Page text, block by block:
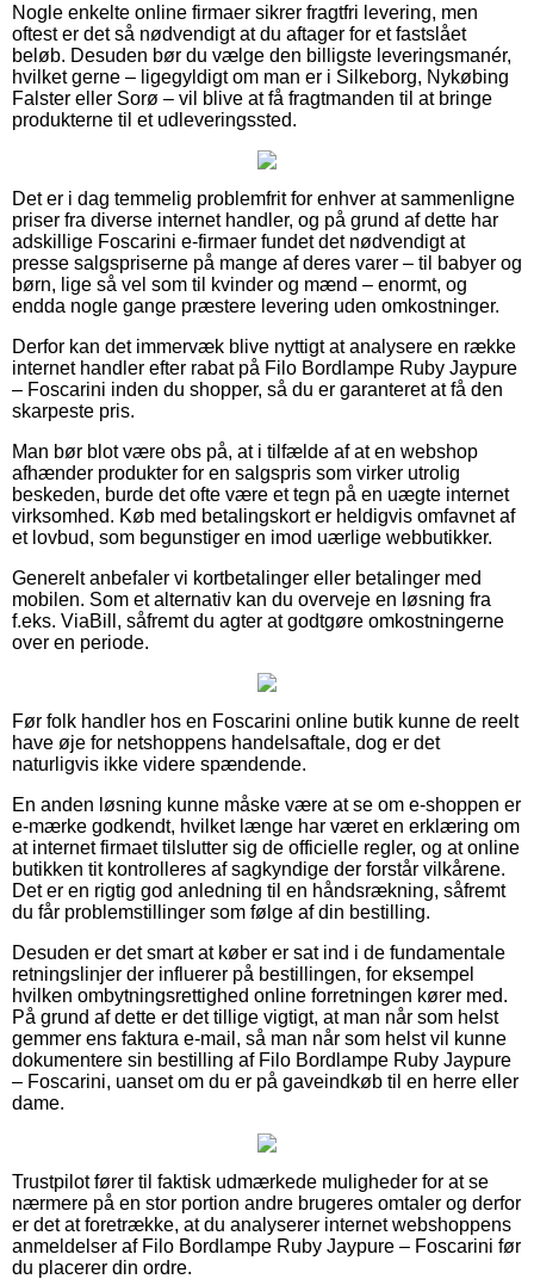
Nogle enkelte online firmaer sikrer fragtfri levering, men
oftest er det så nødvendigt at du aftager for et fastslået
beløb. Desuden bør du vælge den billigste leveringsmanér,
hvilket gerne – ligegyldigt om man er i Silkeborg, Nykøbing
Falster eller Sorø – vil blive at få fragtmanden til at bringe
produkterne til et udleveringssted.
Det er i dag temmelig problemfrit for enhver at sammenligne
priser fra diverse internet handler, og på grund af dette har
adskillige Foscarini e-firmaer fundet det nødvendigt at
presse salgspriserne på mange af deres varer – til babyer og
børn, lige så vel som til kvinder og mænd – enormt, og
endda nogle gange præstere levering uden omkostninger.
Derfor kan det immervæk blive nyttigt at analysere en række
internet handler efter rabat på Filo Bordlampe Ruby Jaypure
– Foscarini inden du shopper, så du er garanteret at få den
skarpeste pris.
Man bør blot være obs på, at i tilfælde af at en webshop
afhænder produkter for en salgspris som virker utrolig
beskeden, burde det ofte være et tegn på en uægte internet
virksomhed. Køb med betalingskort er heldigvis omfavnet af
et lovbud, som begunstiger en imod uærlige webbutikker.
Generelt anbefaler vi kortbetalinger eller betalinger med
mobilen. Som et alternativ kan du overveje en løsning fra
f.eks. ViaBill, såfremt du agter at godtgøre omkostningerne
over en periode.
Før folk handler hos en Foscarini online butik kunne de reelt
have øje for netshoppens handelsaftale, dog er det
naturligvis ikke videre spændende.
En anden løsning kunne måske være at se om e-shoppen er
e-mærke godkendt, hvilket længe har været en erklæring om
at internet firmaet tilslutter sig de officielle regler, og at online
butikken tit kontrolleres af sagkyndige der forstår vilkårene.
Det er en rigtig god anledning til en håndsrækning, såfremt
du får problemstillinger som følge af din bestilling.
Desuden er det smart at køber er sat ind i de fundamentale
retningslinjer der influerer på bestillingen, for eksempel
hvilken ombytningsrettighed online forretningen kører med.
På grund af dette er det tillige vigtigt, at man når som helst
gemmer ens faktura e-mail, så man når som helst vil kunne
dokumentere sin bestilling af Filo Bordlampe Ruby Jaypure
– Foscarini, uanset om du er på gaveindkøb til en herre eller
dame.
Trustpilot fører til faktisk udmærkede muligheder for at se
nærmere på en stor portion andre brugeres omtaler og derfor
er det at foretrække, at du analyserer internet webshoppens
anmeldelser af Filo Bordlampe Ruby Jaypure – Foscarini før
du placerer din ordre.